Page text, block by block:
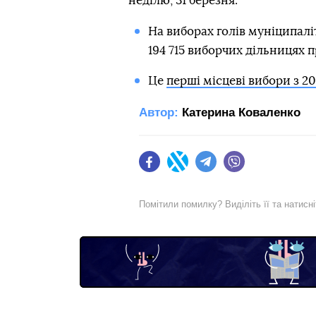
На виборах голів
194 715 виборчих
Це перші місцеві вибори з
Автор: Катерина Коваленко
FacebookTwitter Telegram
Помітили помилку? Виділіть її та